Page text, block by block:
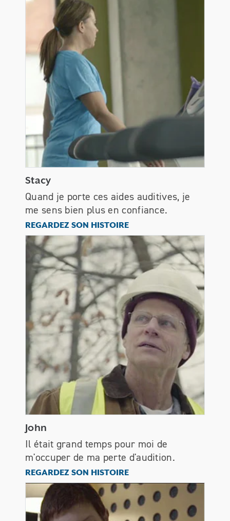
Stacy
Quand je porte ces aides auditives, je
me sens bien plus en confiance.
Stacy
REGARDEZ SON HISTOIRE
John
Il était grand temps pour moi de
m'occuper de ma perte d'audition.
John
REGARDEZ SON HISTOIRE